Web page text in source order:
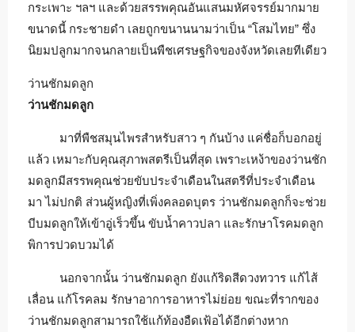
กระเพาะ ฯลฯ และด้วยสรรพคุณอันแสนมหัศจรรย์มากมาย
ขนาดนี้ กระชายดำ เลยถูกขนานนามว่าเป็น “โสมไทย” ซึ่ง
นิยมปลูกมากจนกลายเป็นพืชเศรษฐกิจของจังหวัดเลยทีเดียว
ว่านชักมดลูก
ว่านชักมดลูก
มาที่พืชสมุนไพรสำหรับสาว ๆ กันบ้าง แค่ชื่อก็บอกอยู่
แล้ว เหมาะกับคุณสุภาพสตรีเป็นที่สุด เพราะเหง้าของว่านชัก
มดลูกมีสรรพคุณช่วยขับประจำเดือนในสตรีที่ประจำเดือน
มา ไม่ปกติ ส่วนผู้หญิงที่เพิ่งคลอดบุตร ว่านชักมดลูกก็จะช่วย
บีบมดลูกให้เข้าอู่เร็วขึ้น ขับน้ำคาวปลา และรักษาโรคมดลูก
พิการปวดบวมได้
นอกจากนั้น ว่านชักมดลูก ยังแก้ริดสีดวงทวาร แก้ไส้
เลื่อน แก้โรคลม รักษาอาการอาหารไม่ย่อย ขณะที่รากของ
ว่านชักมดลูกสามารถใช้แก้ท้องอืดเฟ้อได้อีกต่างหาก